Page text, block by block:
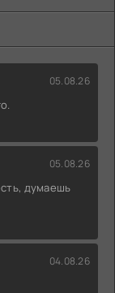
05.08.26
05.08.26
думаешь
04.08.26